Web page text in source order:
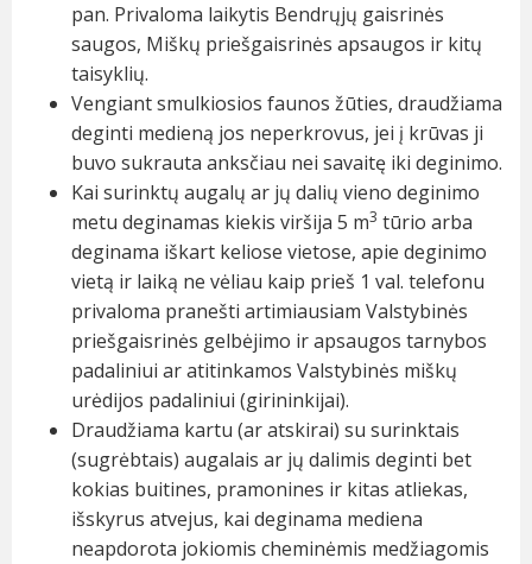
pan. Privaloma laikytis Bendrųjų gaisrinės
saugos, Miškų priešgaisrinės apsaugos ir kitų
taisyklių.
Vengiant smulkiosios faunos žūties, draudžiama
deginti medieną jos neperkrovus, jei į krūvas ji
buvo sukrauta anksčiau nei savaitę iki deginimo.
Kai surinktų augalų ar jų dalių vieno deginimo
metu deginamas kiekis viršija 5 m3 tūrio arba
deginama iškart keliose vietose, apie deginimo
vietą ir laiką ne vėliau kaip prieš 1 val. telefonu
privaloma pranešti artimiausiam Valstybinės
priešgaisrinės gelbėjimo ir apsaugos tarnybos
padaliniui ar atitinkamos Valstybinės miškų
urėdijos padaliniui (girininkijai).
Draudžiama kartu (ar atskirai) su surinktais
(sugrėbtais) augalais ar jų dalimis deginti bet
kokias buitines, pramonines ir kitas atliekas,
išskyrus atvejus, kai deginama mediena
neapdorota jokiomis cheminėmis medžiagomis